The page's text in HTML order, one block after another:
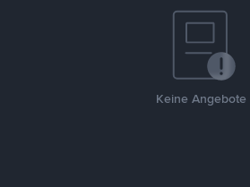
Keine Angebote